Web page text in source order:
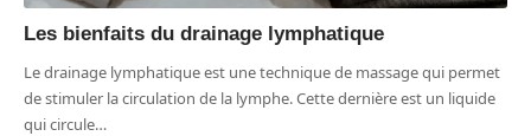
Les bienfaits du drainage lymphatique
Le drainage lymphatique est une technique de massage qui permet
de stimuler la circulation de la lymphe. Cette dernière est un liquide
qui circule…